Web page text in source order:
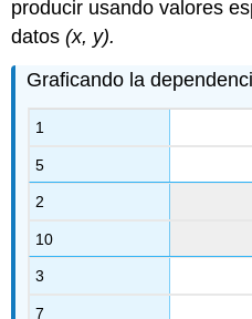
producir usando valores
datos(x, y).
Graficando la
1
5
2
10
3
7